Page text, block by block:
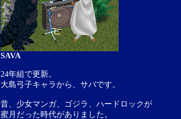
SAVA
24年組で更新。
大島弓子キャラから、サバです。
昔、少女マンガ、ゴジラ、ハードロックが
蜜月だった時代がありました。